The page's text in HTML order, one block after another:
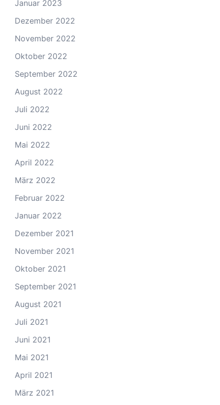
Januar 2023
Dezember 2022
November 2022
Oktober 2022
September 2022
August 2022
Juli 2022
Juni 2022
Mai 2022
April 2022
März 2022
Februar 2022
Januar 2022
Dezember 2021
November 2021
Oktober 2021
September 2021
August 2021
Juli 2021
Juni 2021
Mai 2021
April 2021
März 2021